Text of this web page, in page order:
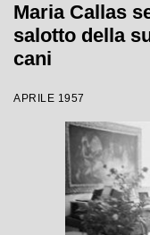
Maria Callas
salotto della
cani
APRILE 1957